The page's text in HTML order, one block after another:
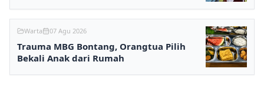
Warta 07 Agu 2026
Trauma MBG Bontang, Orangtua Pilih
Bekali Anak dari Rumah